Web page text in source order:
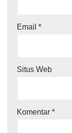
Email *
Situs Web
Komentar *